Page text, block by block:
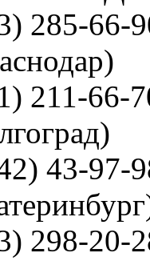
285-66-
211-66-
43-97-
298-20-